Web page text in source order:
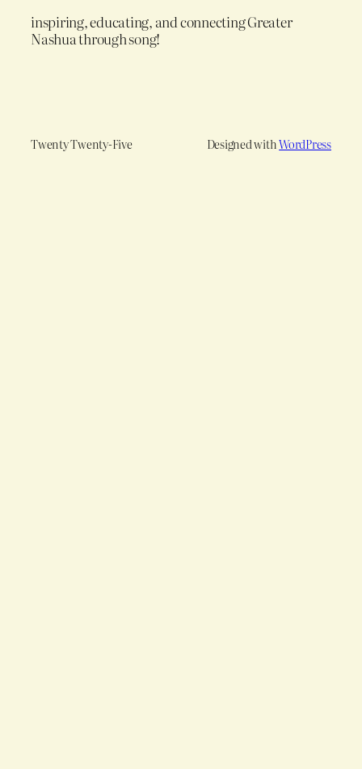
inspiring, educating, and connecting Greater
Nashua through song!
Twenty Twenty-Five Designed withWordPress